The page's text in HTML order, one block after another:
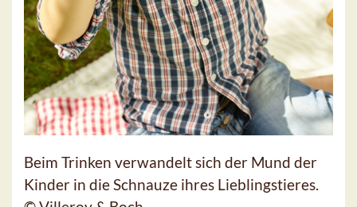
Beim Trinken verwandelt sich der Mund der
Kinder in die Schnauze ihres Lieblingstieres.